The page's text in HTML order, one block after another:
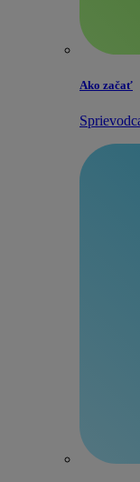
Ako začať